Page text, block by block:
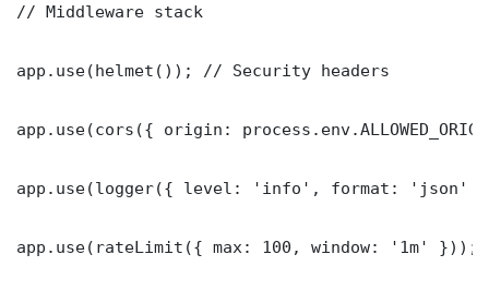
// Middleware stack
app.use(helmet()); // Security headers
app.use(cors({ origin:
app.use(logger({ level: 'info', format: 'json'
app.use(rateLimit({ max: 100, window: '1m' }));